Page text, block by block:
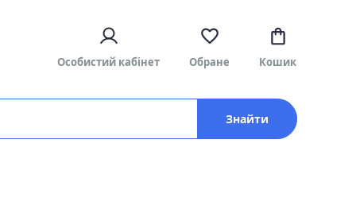
Особистий кабінет Обране Кошик
Знайти